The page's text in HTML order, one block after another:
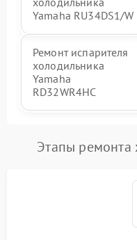
Yamaha RU34DS1/W
Ремонт испарителя
холодильника
Yamaha
RD32WR4HC
Этапы ремонта